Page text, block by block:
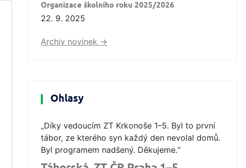
Organizace školního roku 2025/2026
22. 9. 2025
Archiv novinek ->
Ohlasy
„Díky vedoucím ZT Krkonoše 1–5. Byl to první
tábor, ze kterého syn každý den nevolal domů.
Byl programem nadšený. Děkujeme.“